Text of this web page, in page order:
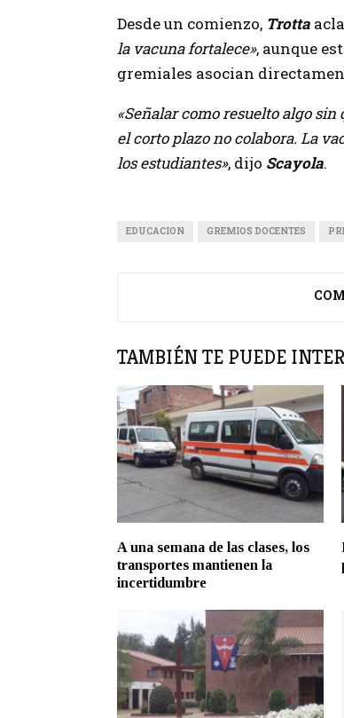
Desde un comienzo, Trotta
la vacuna fortalece», aunque
gremiales asocian
«Señalar como resuelto algo
el corto plazo no colabora. La
los estudiantes», dijo Scayola.
EDUCACION GREMIOS DOCENTES
TAMBIÉN TE PUEDE
A una semana de las clases, los
transportes mantienen la
incertidumbre